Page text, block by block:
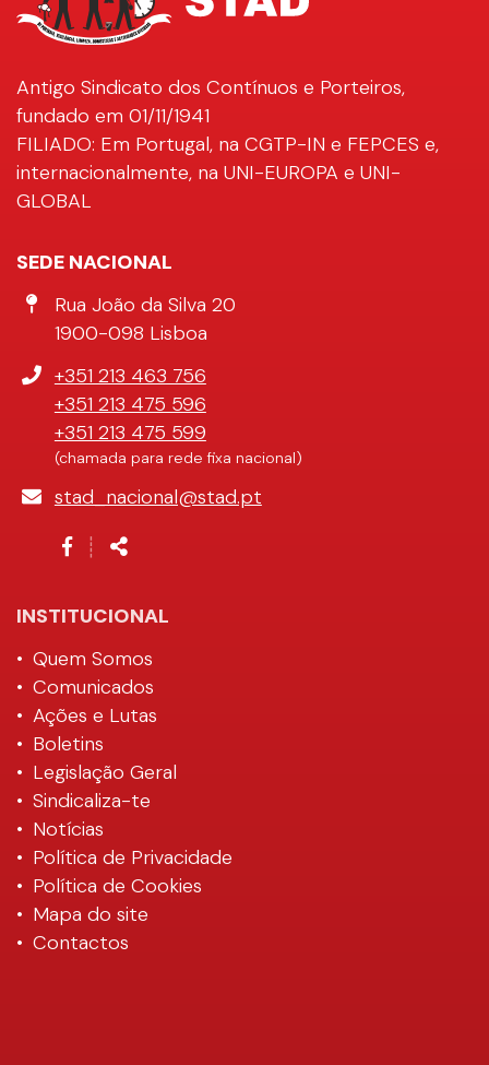
Antigo Sindicato dos Contínuos e Porteiros,
fundado em 01/11/1941
FILIADO: Em Portugal, na CGTP-IN e FEPCES e,
internacionalmente, na UNI-EUROPA e UNI-
GLOBAL
SEDE NACIONAL
Morada
Rua João da Silva 20
1900-098 Lisboa
Telefone
+351 213 463 756
+351 213 475 596
+351 213 475 599
(chamada para rede fixa nacional)
E-
stad_nacional@stad.pt
Siga-┊
Partilhar
INSTITUCIONAL
Quem Somos
Comunicados
Ações e Lutas
Boletins
Legislação Geral
Sindicaliza-te
Notícias
Política de Privacidade
Política de Cookies
Mapa do site
Contactos